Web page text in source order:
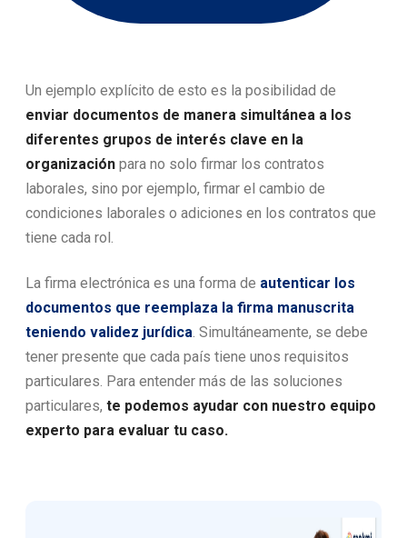
Un ejemplo explícito de esto es la posibilidad de
enviar documentos de manera simultánea a los
diferentes grupos de interés clave en la
organización para no solo firmar los contratos
laborales, sino por ejemplo, firmar el cambio de
condiciones laborales o adiciones en los contratos que
tiene cada rol.
La firma electrónica es una forma de autenticar los
documentos que reemplaza la firma manuscrita
teniendo validez jurídica. Simultáneamente, se debe
tener presente que cada país tiene unos requisitos
particulares. Para entender más de las soluciones
particulares, te podemos ayudar con nuestro equipo
experto para evaluar tu caso.